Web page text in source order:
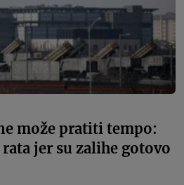
može pratiti tempo:
jer su zalihe gotovo